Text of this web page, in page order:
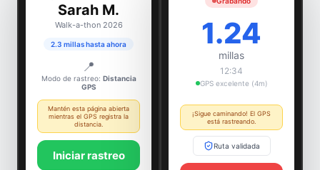
Sarah M.
Walk-a-thon 2026
2.3 millas hasta ahora
📍
Modo de rastreo: Distancia
GPS
Mantén esta página abierta
mientras el GPS registra la
distancia.
Iniciar rastreo
1.24
millas
12:34
GPS excelente (4m)
¡Sigue caminando! El GPS
está rastreando.
Ruta validada